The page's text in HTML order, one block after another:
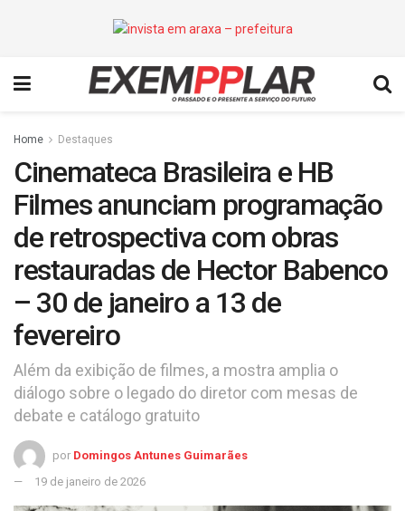
Home Destaques
Cinemateca Brasileira e HB
Filmes anunciam programação
de retrospectiva com obras
restauradas de Hector Babenco
– 30 de janeiro a 13 de
fevereiro
Além da exibição de filmes, a mostra amplia o
diálogo sobre o legado do diretor com mesas de
debate e catálogo gratuito
por Domingos Antunes Guimarães
19 de janeiro de 2026